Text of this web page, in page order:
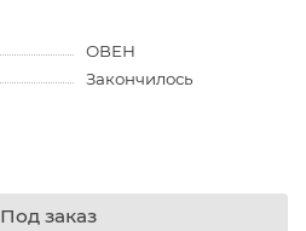
ОВЕН
Закончилось
Под заказ